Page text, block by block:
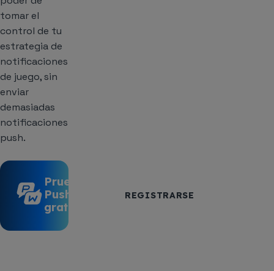
tomar el
control de tu
estrategia de
notificaciones
de juego, sin
enviar
demasiadas
notificaciones
push.
Prueba
Pushwoosh
gratis
REGISTRARSE